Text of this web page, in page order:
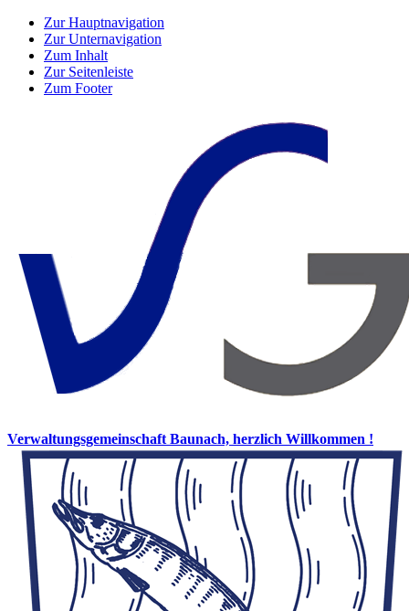
Zur Hauptnavigation
Zur Unternavigation
Zum Inhalt
Zur Seitenleiste
Zum Footer
Verwaltungsgemeinschaft Baunach, herzlich Willkommen !